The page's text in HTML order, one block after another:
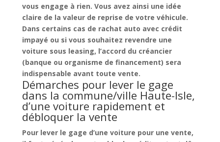
vous engage à rien. Vous avez ainsi une idée
claire de la valeur de reprise de votre véhicule.
Dans certains cas de rachat auto avec crédit
impayé ou si vous souhaitez revendre une
voiture sous leasing, l’accord du créancier
(banque ou organisme de financement) sera
indispensable avant toute vente.
Démarches pour lever le gage
dans la commune/ville Haute-Isle,
d’une voiture rapidement et
débloquer la vente
Pour lever le gage d’une voiture pour une vente,